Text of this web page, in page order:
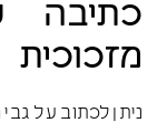
כתיבה
מזכוכית
ניתן לכתוב על